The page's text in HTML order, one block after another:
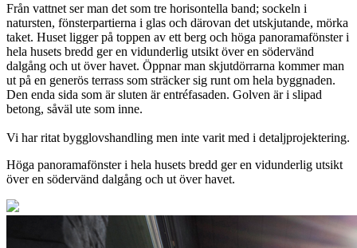
Från vattnet ser man det som tre horisontella band; sockeln i
natursten, fönsterpartierna i glas och därovan det utskjutande, mörka
taket. Huset ligger på toppen av ett berg och höga panoramafönster i
hela husets bredd ger en vidunderlig utsikt över en södervänd
dalgång och ut över havet. Öppnar man skjutdörrarna kommer man
ut på en generös terrass som sträcker sig runt om hela byggnaden.
Den enda sida som är sluten är entréfasaden. Golven är i slipad
betong, såväl ute som inne.
Vi har ritat bygglovshandling men inte varit med i detaljprojektering.
Höga panoramafönster i hela husets bredd ger en vidunderlig utsikt
över en södervänd dalgång och ut över havet.